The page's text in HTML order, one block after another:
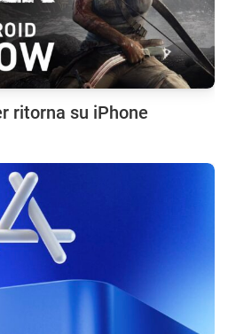
ritorna su iPhone